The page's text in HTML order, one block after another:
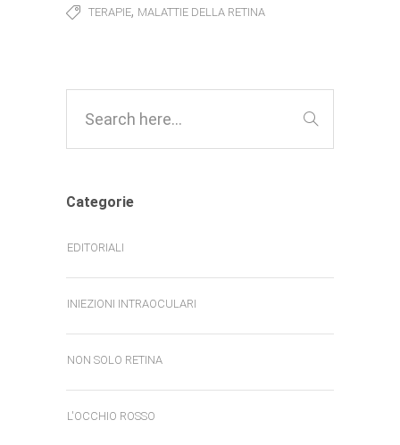
TERAPIE, MALATTIE DELLA RETINA
Categorie
EDITORIALI
INIEZIONI INTRAOCULARI
NON SOLO RETINA
L'OCCHIO ROSSO